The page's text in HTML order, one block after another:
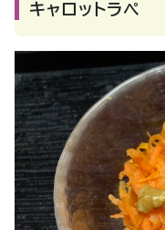
キャロットラぺ